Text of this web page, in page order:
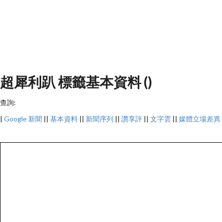
超犀利趴 標籤基本資料 ()
查詢:
| Google 新聞 || 基本資料 || 新聞序列 || 讚享評 || 文字雲 || 媒體立場差異